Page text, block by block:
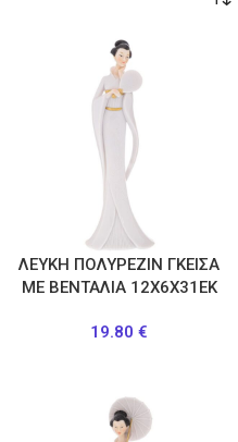
ΛΕΥΚΗ ΠΟΛΥΡΕΖΙΝ ΓΚΕΙΣΑ
ΜΕ ΒΕΝΤΑΛΙΑ 12Χ6Χ31ΕΚ
19.80 €